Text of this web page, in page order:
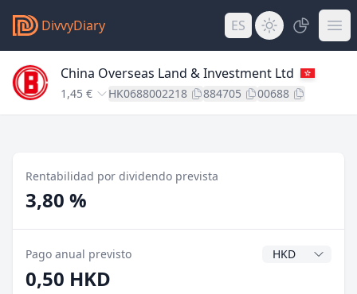
DivvyDiary ES
China Overseas Land & Investment Ltd
1,45 € HK0688002218 884705 00688
Rentabilidad por dividendo prevista
3,80 %
Pago anual previsto Divisa del
0,50 HKD